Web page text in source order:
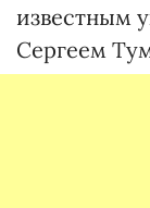
известным
Сергеем